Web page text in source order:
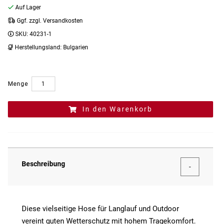
Auf Lager
Ggf. zzgl. Versandkosten
SKU: 40231-1
Herstellungsland: Bulgarien
Menge
In den Warenkorb
Beschreibung
Diese vielseitige Hose für Langlauf und Outdoor
vereint guten Wetterschutz mit hohem Tragekomfort.